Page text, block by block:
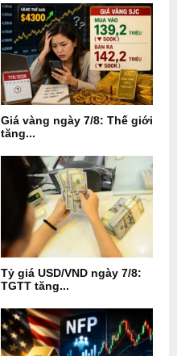
Giá vàng ngày 7/8: Thế giới
tăng...
Tỷ giá USD/VND ngày 7/8:
TGTT tăng...